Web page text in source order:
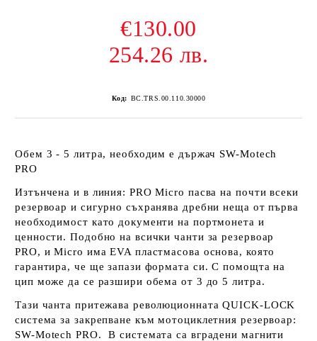
€130.00
254.26 лв.
Код: BC.TRS.00.110.30000
Обем 3 - 5 литра, необходим е държач SW-Motech
PRO
Изтънчена и в линия: PRO Micro пасва на почти всеки
резервоар и сигурно съхранява дребни неща от първа
необходимост като документи на портмонета и
ценности. Подобно на всички чанти за резервоар
PRO, и Micro има EVA пластмасова основа, която
гарантира, че ще запази формата си. С помощта на
цип може да се разшири обема от 3 до 5 литра.
Тази чанта притежава революционната QUICK-LOCK
система за закрепване към мотоциклетния резервоар:
SW-Motech PRO. В системата са вградени магнити